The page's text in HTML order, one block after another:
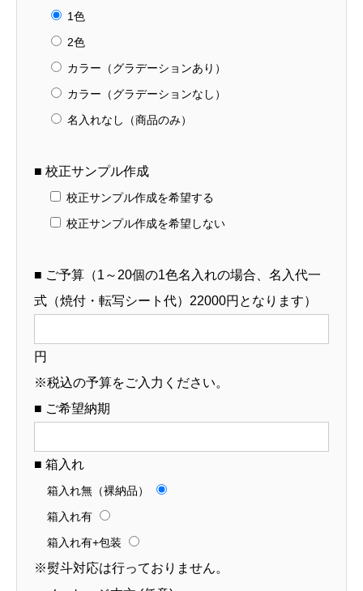
1色
2色
カラー（グラデーションあり）
カラー（グラデーションなし）
名入れなし（商品のみ）
■ 校正サンプル作成
校正サンプル作成を希望する
校正サンプル作成を希望しない
■ ご予算（1～20個の1色名入れの場合、名入代一
式（焼付・転写シート代）22000円となります）
円
※税込の予算をご入力ください。
■ ご希望納期
■ 箱入れ
箱入れ無（裸納品）
箱入れ有
箱入れ有+包装
※熨斗対応は行っておりません。